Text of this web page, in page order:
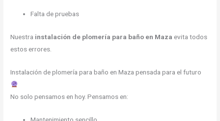
Falta de pruebas
Nuestra instalación de plomería para baño en Maza evita todos
estos errores.
Instalación de plomería para baño en Maza pensada para el futuro
No solo pensamos en hoy. Pensamos en:
Mantenimiento sencillo